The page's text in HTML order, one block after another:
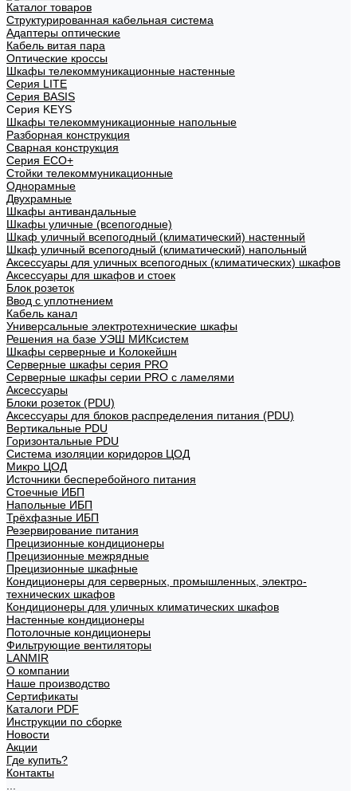
Каталог товаров
Структурированная кабельная система
Адаптеры оптические
Кабель витая пара
Оптические кроссы
Шкафы телекоммуникационные настенные
Cерия LITE
Cерия BASIS
Cерия KEYS
Шкафы телекоммуникационные напольные
Разборная конструкция
Сварная конструкция
Серия ECO+
Стойки телекоммуникационные
Однорамные
Двухрамные
Шкафы антивандальные
Шкафы уличные (всепогодные)
Шкаф уличный всепогодный (климатический) настенный
Шкаф уличный всепогодный (климатический) напольный
Аксессуары для уличных всепогодных (климатических) шкафов
Аксессуары для шкафов и стоек
Блок розеток
Ввод с уплотнением
Кабель канал
Универсальные электротехнические шкафы
Решения на базе УЭШ МИКсистем
Шкафы серверные и Колокейшн
Серверные шкафы серия PRO
Серверные шкафы серии PRO с ламелями
Аксессуары
Блоки розеток (PDU)
Аксессуары для блоков распределения питания (PDU)
Вертикальные PDU
Горизонтальные PDU
Система изоляции коридоров ЦОД
Микро ЦОД
Источники бесперебойного питания
Стоечные ИБП
Напольные ИБП
Трёхфазные ИБП
Резервирование питания
Прецизионные кондиционеры
Прецизионные межрядные
Прецизионные шкафные
Кондиционеры для серверных, промышленных, электро-
технических шкафов
Кондиционеры для уличных климатических шкафов
Настенные кондиционеры
Потолочные кондиционеры
Фильтрующие вентиляторы
LANMIR
О компании
Наше производство
Сертификаты
Каталоги PDF
Инструкции по сборке
Новости
Акции
Где купить?
Контакты